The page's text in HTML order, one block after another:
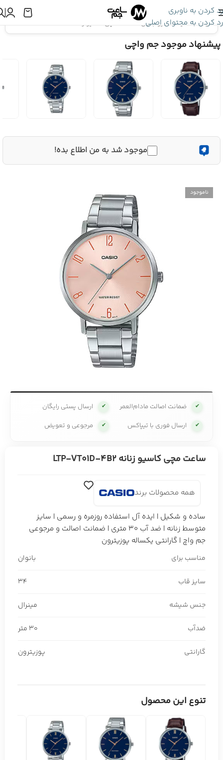
رد کردن به ناوبری
رد کردن به محتوای اصلی
اینجا هستید:کاسیو جنرال»ساعت مچی کاسیو زنانه LTP-VT01D-4B2
پیشنهاد موجود جم واچی
موجود شد به من اطلاع بده!
ناموجود
✔ ضمانت اصالت مادام‌العمر ✔ ارسال پستی رایگان
✔ ارسال فوری با تیپاکس ✔ مرجوعی و تعویض
ساعت مچی کاسیو زنانه LTP-VT01D-4B2
همه محصولات برند
ساده و شکیل | ایده آل استفاده روزمره و رسمی | سایز
متوسط زنانه | ضد آب 30 متری | ضمانت اصالت و مرجوعی
جم واچ | گارانتی یکساله پوزیترون
مناسب برای بانوان
سایز قاب 34
جنس شیشه مینرال
ضدآب 30 متر
گارانتی پوزیترون
تنوع این محصول